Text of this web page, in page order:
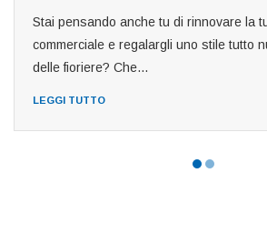
Stai pensando anche tu di rinnovare la
commerciale e regalargli uno stile tutto
delle fioriere? Che...
LEGGI TUTTO